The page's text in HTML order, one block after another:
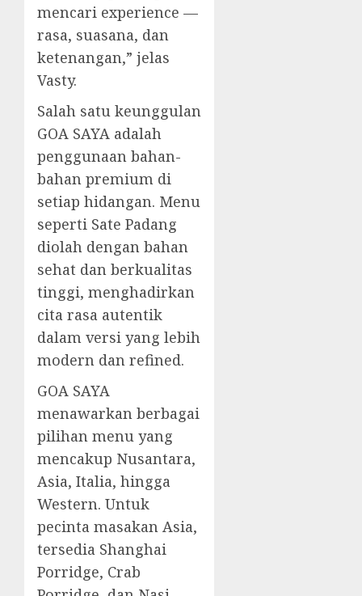
mencari experience —
rasa, suasana, dan
ketenangan,” jelas
Vasty.
Salah satu keunggulan
GOA SAYA adalah
penggunaan bahan-
bahan premium di
setiap hidangan. Menu
seperti Sate Padang
diolah dengan bahan
sehat dan berkualitas
tinggi, menghadirkan
cita rasa autentik
dalam versi yang lebih
modern dan refined.
GOA SAYA
menawarkan berbagai
pilihan menu yang
mencakup Nusantara,
Asia, Italia, hingga
Western. Untuk
pecinta masakan Asia,
tersedia Shanghai
Porridge, Crab